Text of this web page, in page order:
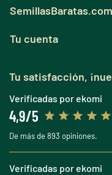
SemillasBaratas.com
Tu cuenta
Tu satisfacción,
Verificadas por ekomi
4,9/5
De más de 893 opiniones.
Verificadas por ekomi